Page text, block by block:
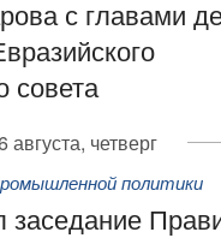
с главами
совета
августа, четверг
политики